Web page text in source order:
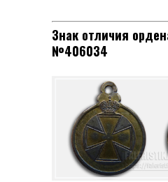
Знак отличия
№406034